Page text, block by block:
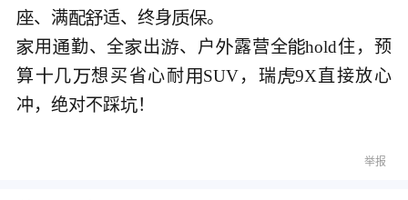
、满适、终身
用 勤、全出、户露营全hold住，预
算几 想买省心耐 SUV，瑞9X直接放心
冲，绝对不踩
举报